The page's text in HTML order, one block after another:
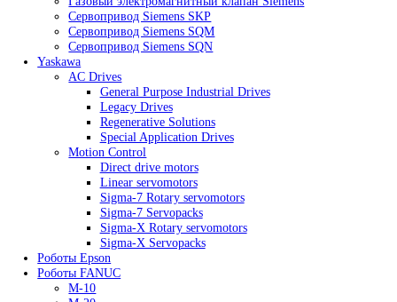
Renishaw Системы измерений
SIEMENS
Simatic HMI
Газовый электромагнитный клапан Siemens
Сервопривод Siemens SKP
Сервопривод Siemens SQM
Сервопривод Siemens SQN
Yaskawa
AC Drives
General Purpose Industrial Drives
Legacy Drives
Regenerative Solutions
Special Application Drives
Motion Control
Direct drive motors